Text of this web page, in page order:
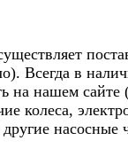
Всегда в
на нашем сайте
колеса,
насосные